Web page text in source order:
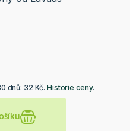
dnů: 32 Kč.Historie ceny.